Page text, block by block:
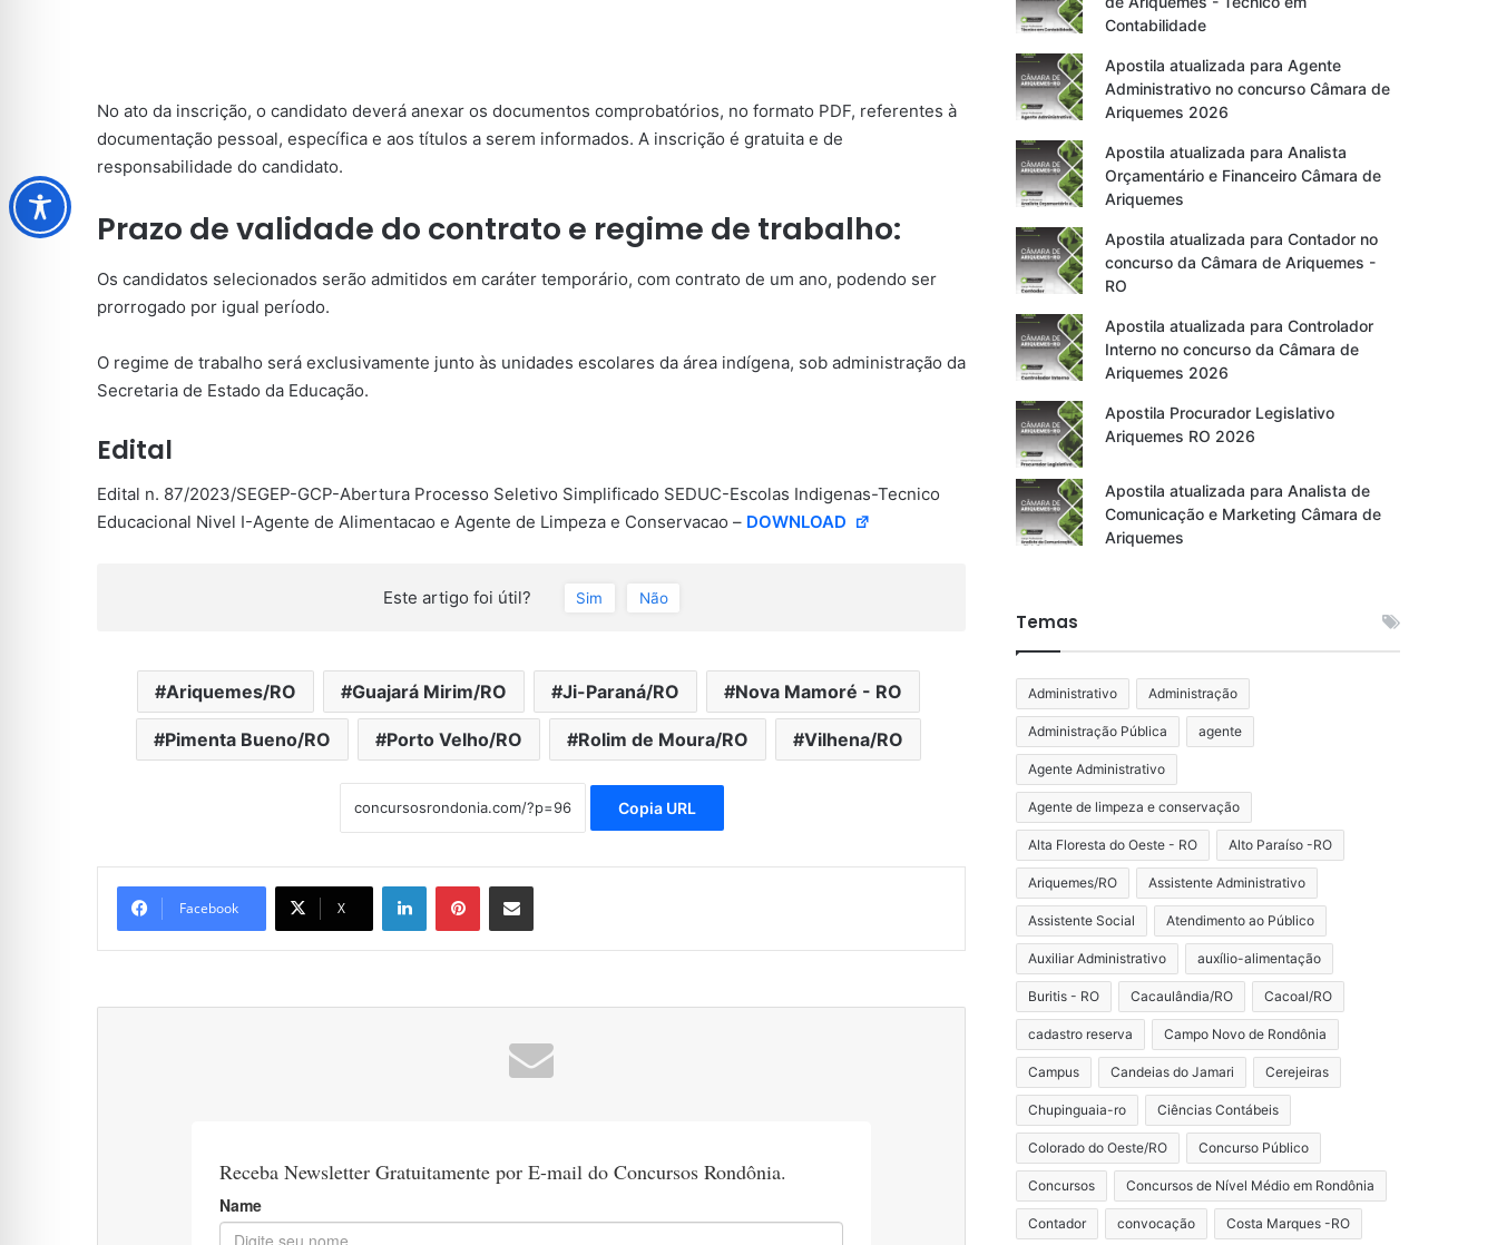
No ato da inscrição, o candidato deverá anexar os documentos comprobatórios, no formato PDF, referentes à
documentação pessoal, específica e aos títulos a serem informados. A inscrição é gratuita e de
responsabilidade do candidato.
Prazo de validade do contrato e regime de trabalho:
Os candidatos selecionados serão admitidos em caráter temporário, com contrato de um ano, podendo ser
prorrogado por igual período.
O regime de trabalho será exclusivamente junto às unidades escolares da área indígena, sob administração da
Secretaria de Estado da Educação.
Edital
Edital n. 87/2023/SEGEP-GCP-Abertura Processo Seletivo Simplificado SEDUC-Escolas Indigenas-Tecnico
Educacional Nivel I-Agente de Alimentacao e Agente de Limpeza e Conservacao – DOWNLOAD
Este artigo foi útil? Sim Não
Ariquemes/RO Guajará Mirim/RO Ji-Paraná/RO Nova Mamoré - RO
Pimenta Bueno/RO Porto Velho/RO Rolim de Moura/RO Vilhena/RO
Copia URL
Facebook X
LinkedinPinterestCompartilhar via e-mail
Contabilidade
Apostila atualizada para Agente
Administrativo no concurso Câmara de
Ariquemes 2026
Apostila atualizada para Analista
Orçamentário e Financeiro Câmara de
Ariquemes
Apostila atualizada para Contador no
concurso da Câmara de Ariquemes -
RO
Apostila atualizada para Controlador
Interno no concurso da Câmara de
Ariquemes 2026
Apostila Procurador Legislativo
Ariquemes RO 2026
Apostila atualizada para Analista de
Comunicação e Marketing Câmara de
Ariquemes
Temas
Administrativo Administração
Administração Pública agente
Agente Administrativo
Agente de limpeza e conservação
Alta Floresta do Oeste - RO Alto Paraíso -RO
Ariquemes/RO Assistente Administrativo
Assistente Social Atendimento ao Público
Auxiliar Administrativo auxílio-alimentação
Buritis - RO Cacaulândia/RO Cacoal/RO
cadastro reserva Campo Novo de Rondônia
Campus Candeias do Jamari Cerejeiras
Chupinguaia-ro Ciências Contábeis
Colorado do Oeste/RO Concurso Público
Concursos Concursos de Nível Médio em Rondônia
Contador convocação Costa Marques -RO